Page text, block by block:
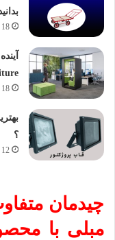
18 آبان 1404
18 آبان 1404
؟
12 آبان 1404
چیدمان
مبلی با